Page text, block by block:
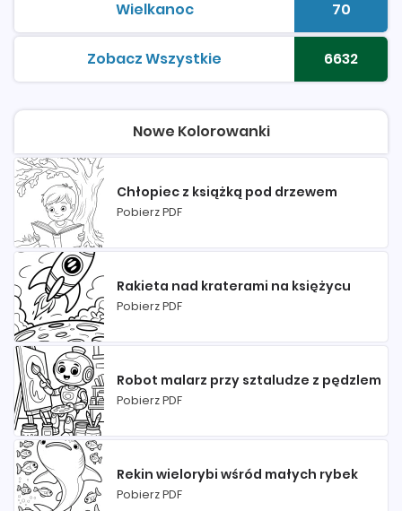
Wielkanockolorowanki do druku Liczba
70
Zobacz Wszystkiekolorowanki do druku Liczba
6632
Nowe Kolorowanki
Chłopiec z książką pod drzewem
Pobierz PDF
Rakieta nad kraterami na księżycu
Pobierz PDF
Robot malarz przy sztaludze z pędzlem
Pobierz PDF
Rekin wielorybi wśród małych rybek
Pobierz PDF